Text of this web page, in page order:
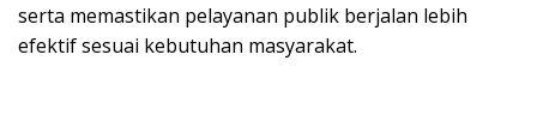
serta memastikan pelayanan publik berjalan lebih
efektif sesuai kebutuhan masyarakat.